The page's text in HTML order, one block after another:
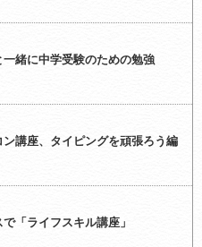
緒に中学受験のための勉強
講座、タイピングを頑張ろう編
「ライフスキル講座」